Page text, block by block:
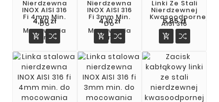
Nierdzewna
INOX AISI 316
Fi 4mm Min.
Do
Mocowania
Pomp
4,50 zł

Nierdzewna
INOX AISI 316
Fi 3mm Min.
Do
Mocowania
Pomp
4,10 zł

Linki Ze Stali
Nierdzewnej
Kwasoodpornej
AISI 316
5,85 zł
